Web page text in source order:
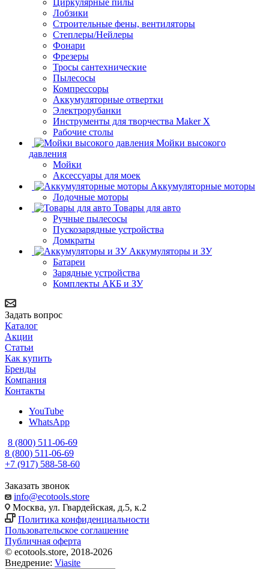
Циркулярные пилы
Лобзики
Строительные фены, вентиляторы
Степлеры/Нейлеры
Фонари
Фрезеры
Тросы сантехнические
Пылесосы
Компрессоры
Аккумуляторные отвертки
Электрорубанки
Инструменты для творчества Maker X
Рабочие столы
Мойки высокого
давления
Мойки
Аксессуары для моек
Аккумуляторные моторы
Лодочные моторы
Товары для авто
Ручные пылесосы
Пускозарядные устройства
Домкраты
Аккумуляторы и ЗУ
Батареи
Зарядные устройства
Комплекты АКБ и ЗУ
Задать вопрос
Каталог
Акции
Статьи
Как купить
Бренды
Компания
Контакты
YouTube
WhatsApp
8 (800) 511-06-69
8 (800) 511-06-69
+7 (917) 588-58-60
Заказать звонок
info@ecotools.store
Москва, ул. Гвардейская, д.5, к.2
Политика конфиденциальности
Пользовательское соглашение
Публичная оферта
© ecotools.store, 2018-2026
Внедрение: Viasite